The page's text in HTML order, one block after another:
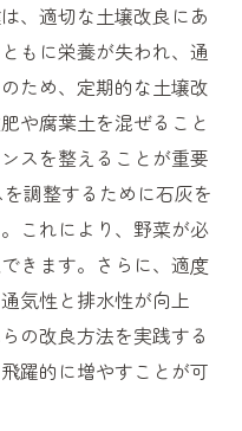
穫を楽しむ
めの土壌の秘密
、適切な土壌改良にあ
もに栄養が失われ、通
ため、定期的な土壌改
や腐葉土を混ぜること
スを整えることが重要
調整するために石灰を
これにより、野菜が必
きます。さらに、適度
気性と排水性が向上
の改良方法を実践する
躍的に増やすことが可